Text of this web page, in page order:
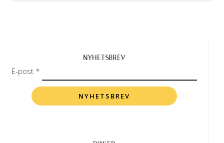
NYHETSBREV
E-post *